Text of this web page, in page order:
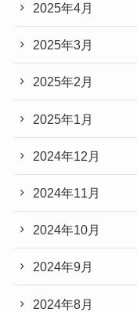
2025年4月
2025年3月
2025年2月
2025年1月
2024年12月
2024年11月
2024年10月
2024年9月
2024年8月